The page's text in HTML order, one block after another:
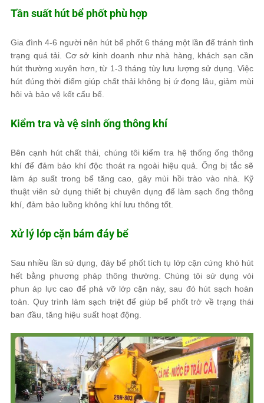
Tần suất hút bể phốt phù hợp
Gia đình 4-6 người nên hút bể phốt 6 tháng một lần để tránh tình
trạng quá tải. Cơ sở kinh doanh như nhà hàng, khách sạn cần
hút thường xuyên hơn, từ 1-3 tháng tùy lưu lượng sử dụng. Việc
hút đúng thời điểm giúp chất thải không bị ứ đọng lâu, giảm mùi
hôi và bảo vệ kết cấu bể.
Kiểm tra và vệ sinh ống thông khí
Bên cạnh hút chất thải, chúng tôi kiểm tra hệ thống ống thông
khí để đảm bảo khí độc thoát ra ngoài hiệu quả. Ống bị tắc sẽ
làm áp suất trong bể tăng cao, gây mùi hồi trào vào nhà. Kỹ
thuật viên sử dụng thiết bị chuyên dụng để làm sạch ống thông
khí, đảm bảo luồng không khí lưu thông tốt.
Xử lý lớp cặn bám đáy bể
Sau nhiều lần sử dụng, đáy bể phốt tích tụ lớp cặn cứng khó hút
hết bằng phương pháp thông thường. Chúng tôi sử dụng vòi
phun áp lực cao để phá vỡ lớp cặn này, sau đó hút sạch hoàn
toàn. Quy trình làm sạch triệt để giúp bể phốt trở về trạng thái
ban đầu, tăng hiệu suất hoạt động.